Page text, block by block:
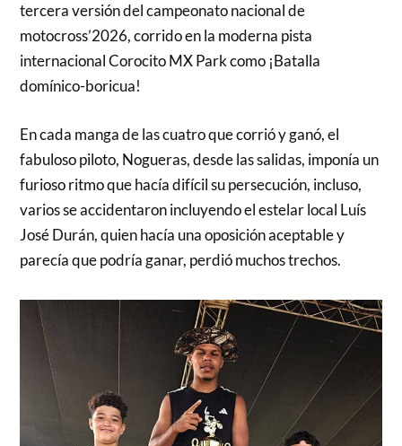
tercera versión del campeonato nacional de
motocross’2026, corrido en la moderna pista
internacional Corocito MX Park como ¡Batalla
domínico-boricua!
En cada manga de las cuatro que corrió y ganó, el
fabuloso piloto, Nogueras, desde las salidas, imponía un
furioso ritmo que hacía difícil su persecución, incluso,
varios se accidentaron incluyendo el estelar local Luís
José Durán, quien hacía una oposición aceptable y
parecía que podría ganar, perdió muchos trechos.